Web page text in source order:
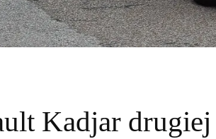
Kadjar